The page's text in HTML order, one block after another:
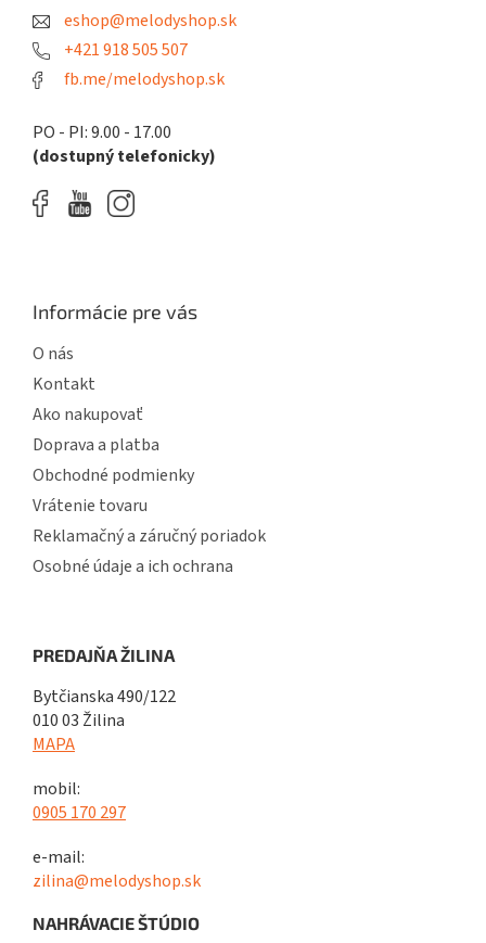
eshop@melodyshop.sk
+421 918 505 507
fb.me/melodyshop.sk
PO - PI: 9.00 - 17.00
(dostupný telefonicky)
Informácie pre vás
O nás
Kontakt
Ako nakupovať
Doprava a platba
Obchodné podmienky
Vrátenie tovaru
Reklamačný a záručný poriadok
Osobné údaje a ich ochrana
PREDAJŇA ŽILINA
Bytčianska 490/122
010 03 Žilina
MAPA
mobil:
0905 170 297
e-mail:
zilina@melodyshop.sk
NAHRÁVACIE ŠTÚDIO